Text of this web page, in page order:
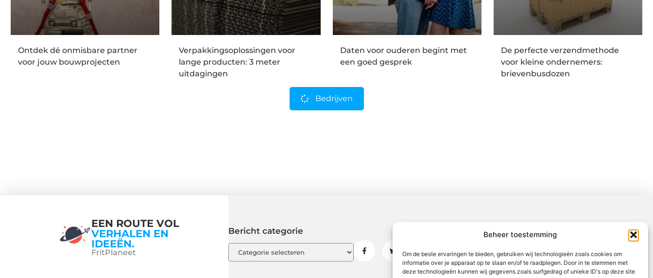
Beheer toestemming
Om de beste ervaringen te bieden, gebruiken wij technologieën zoals cookies om
informatie over je apparaat op te slaan en/of te raadplegen. Door in te stemmen met
deze technologieën kunnen wij gegevens zoals surfgedrag of unieke ID's op deze site
Ontdek dé onmisbare partner
voor jouw bouwprojecten
Verpakkingsoplossingen voor
lange producten: 3 meter
uitdagingen
Daten voor ouderen begint met
een goed gesprek
De perfecte verzendmethode
voor kleine ondernemers:
brievenbusdozen
Bedrijven
EEN ROUTE VOL
VERHALEN EN
IDEEËN.
FritPlaneet
Bericht categorie